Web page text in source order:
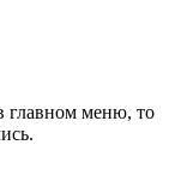
главном меню, то